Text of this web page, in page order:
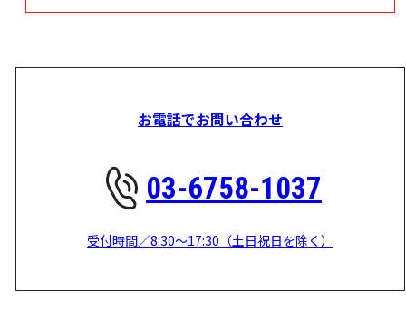
お電話でお問い合わせ
03-6758-1037
受付時間／8:30～17:30（土日祝日を除く）